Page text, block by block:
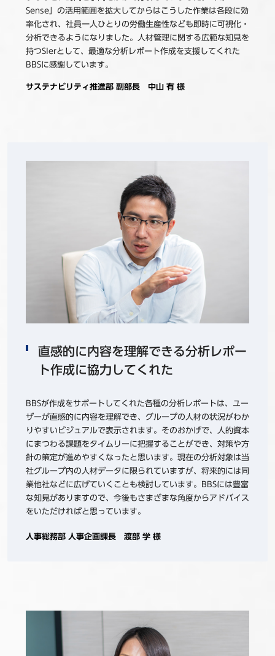
Sense」の活用範囲を拡大してからはこうした作業は各段に効
率化され、社員一人ひとりの労働生産性なども即時に可視化・
分析できるようになりました。人材管理に関する広範な知見を
持つSIerとして、最適な分析レポート作成を支援してくれた
BBSに感謝しています。
サステナビリティ推進部 副部長 中山 有 様
直感的に内容を理解できる分析レポー
ト作成に協力してくれた
BBSが作成をサポートしてくれた各種の分析レポートは、ユー
ザーが直感的に内容を理解でき、グループの人材の状況がわか
りやすいビジュアルで表示されます。そのおかげで、人的資本
にまつわる課題をタイムリーに把握することができ、対策や方
針の策定が進めやすくなったと思います。現在の分析対象は当
社グループ内の人材データに限られていますが、将来的には同
業他社などに広げていくことも検討しています。BBSには豊富
な知見がありますので、今後もさまざまな角度からアドバイス
をいただければと思っています。
人事総務部 人事企画課長 渡部 学 様